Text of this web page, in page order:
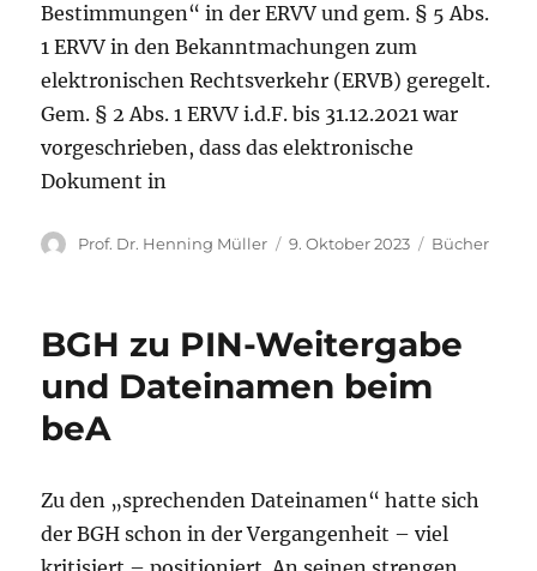
Bestimmungen“ in der ERVV und gem. § 5 Abs.
1 ERVV in den Bekanntmachungen zum
elektronischen Rechtsverkehr (ERVB) geregelt.
Gem. § 2 Abs. 1 ERVV i.d.F. bis 31.12.2021 war
vorgeschrieben, dass das elektronische
Dokument in
Autor
Prof. Dr. Henning Müller
Veröffentlicht
9. Oktober 2023 Kategorien
Bücher
BGH zu PIN-Weitergabe
und Dateinamen beim
beA
Zu den „sprechenden Dateinamen“ hatte sich
der BGH schon in der Vergangenheit – viel